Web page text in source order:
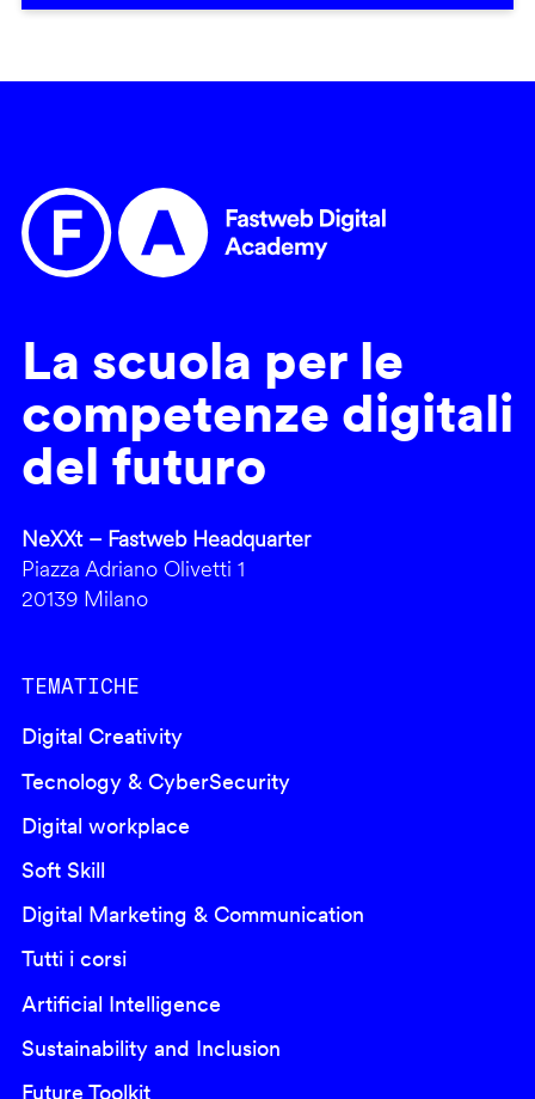
La scuola per le
competenze digitali
del futuro
NeXXt – Fastweb Headquarter
Piazza Adriano Olivetti 1
20139 Milano
TEMATICHE
Digital Creativity
Tecnology & CyberSecurity
Digital workplace
Soft Skill
Digital Marketing & Communication
Tutti i corsi
Artificial Intelligence
Sustainability and Inclusion
Future Toolkit